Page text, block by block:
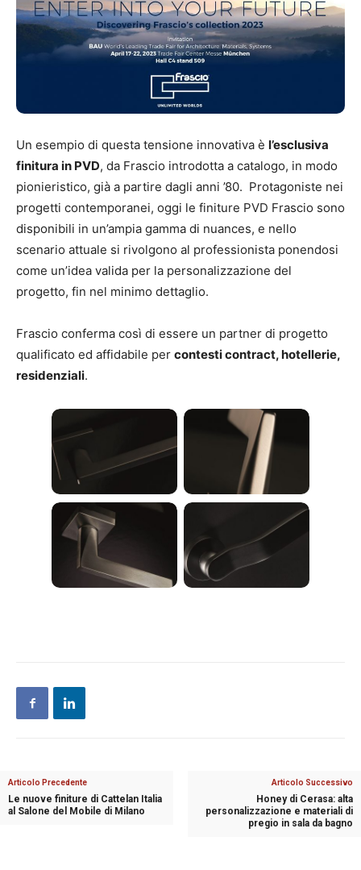
Un esempio di questa tensione innovativa è l’esclusiva
finitura in PVD, da Frascio introdotta a catalogo, in modo
pionieristico, già a partire dagli anni ’80. Protagoniste nei
progetti contemporanei, oggi le finiture PVD Frascio sono
disponibili in un’ampia gamma di nuances, e nello
scenario attuale si rivolgono al professionista ponendosi
come un’idea valida per la personalizzazione del
progetto, fin nel minimo dettaglio.
Frascio conferma così di essere un partner di progetto
qualificato ed affidabile per contesti contract, hotellerie,
residenziali.
Articolo Precedente
Le nuove finiture di Cattelan Italia
al Salone del Mobile di Milano
Articolo Successivo
Honey di Cerasa: alta
personalizzazione e materiali di
pregio in sala da bagno